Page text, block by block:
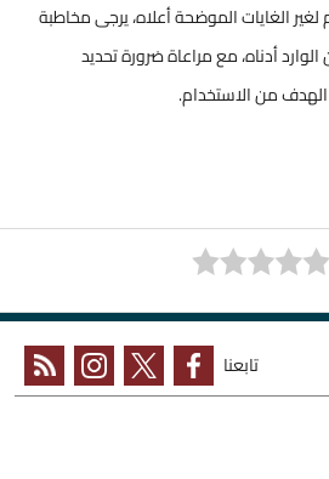
الغايات الموضحة أعلاه، يرجى مخاطبة
أدناه، مع مراعاة ضرورة تحديد
من الاستخدام.
تابعنا